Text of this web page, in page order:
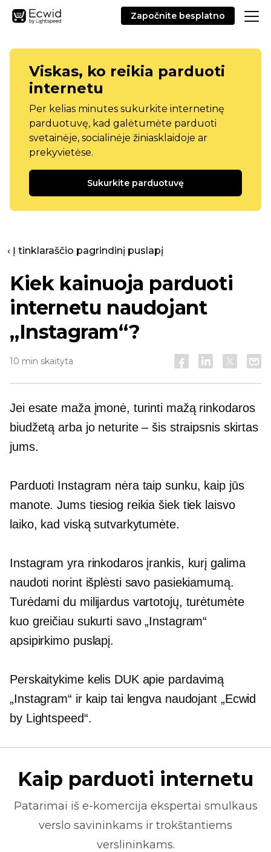
Započnite besplatno
Viskas, ko reikia parduoti
internetu
Per kelias minutes sukurkite internetinę
parduotuvę, kad galėtumėte parduoti
svetainėje, socialinėje žiniasklaidoje ar
prekyvietėse.
Sukurkite parduotuvę
‹ Į tinklaraščio pagrindinį puslapį
Kiek kainuoja parduoti
internetu naudojant
„Instagram“?
10 min skaityta
Jei esate maža įmonė, turinti mažą rinkodaros
biudžetą arba jo neturite – šis straipsnis skirtas
jums.
Parduoti Instagram nėra taip sunku, kaip jūs
manote. Jums tiesiog reikia šiek tiek laisvo
laiko, kad viską sutvarkytumėte.
Instagram yra rinkodaros įrankis, kurį galima
naudoti norint išplėsti savo pasiekiamumą.
Turėdami du milijardus vartotojų, turėtumėte
kuo greičiau sukurti savo „Instagram“
apsipirkimo puslapį.
Perskaitykime kelis DUK apie pardavimą
„Instagram“ ir kaip tai lengva naudojant „Ecwid
by Lightspeed“.
Kaip parduoti internetu
Patarimai iš e-komercija ekspertai smulkaus
verslo savininkams ir trokštantiems
verslininkams.